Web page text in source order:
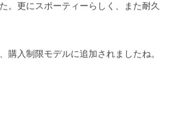
。更にスポーティーらしく、また耐久
購入制限モデルに追加されましたね。